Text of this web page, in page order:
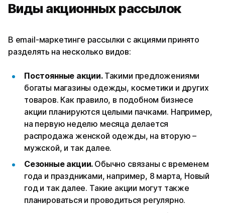
Виды акционных рассылок
В email-маркетинге рассылки с акциями принято
разделять на несколько видов:
Постоянные акции. Такими предложениями
богаты магазины одежды, косметики и других
товаров. Как правило, в подобном бизнесе
акции планируются целыми пачками. Например,
на первую неделю месяца делается
распродажа женской одежды, на вторую –
мужской, и так далее.
Сезонные акции. Обычно связаны с временем
года и праздниками, например, 8 марта, Новый
год и так далее. Такие акции могут также
планироваться и проводиться регулярно.